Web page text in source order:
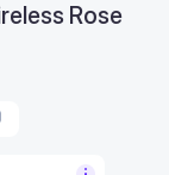
Rose